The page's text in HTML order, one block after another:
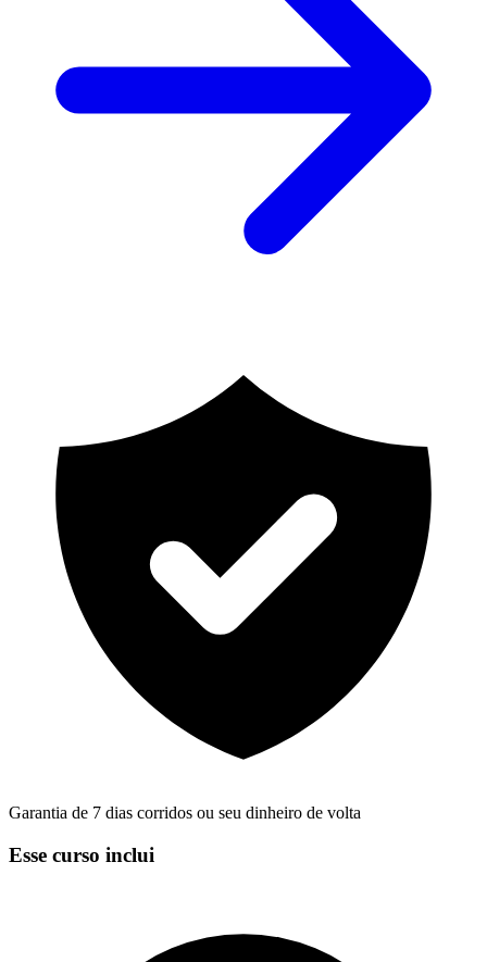
Garantia de 7 dias corridos ou seu dinheiro de volta
Esse curso inclui